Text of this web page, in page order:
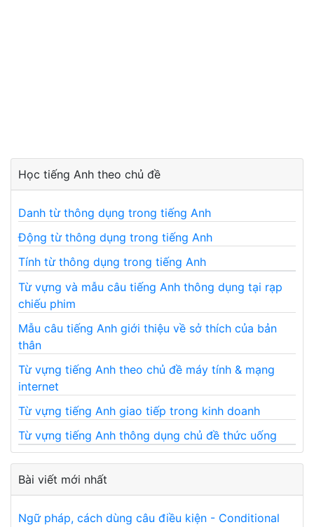
Học tiếng Anh theo chủ đề
Danh từ thông dụng trong tiếng Anh
Động từ thông dụng trong tiếng Anh
Tính từ thông dụng trong tiếng Anh
Từ vựng và mẫu câu tiếng Anh thông dụng tại rạp
chiếu phim
Mẫu câu tiếng Anh giới thiệu về sở thích của bản
thân
Từ vựng tiếng Anh theo chủ đề máy tính & mạng
internet
Từ vựng tiếng Anh giao tiếp trong kinh doanh
Từ vựng tiếng Anh thông dụng chủ đề thức uống
Bài viết mới nhất
Ngữ pháp, cách dùng câu điều kiện - Conditional